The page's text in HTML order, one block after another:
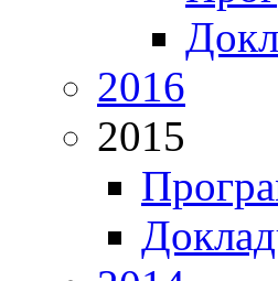
2016
2015